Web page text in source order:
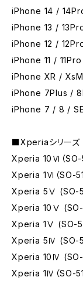
iPhone 14 /
iPhone 13 /
iPhone 12 /
iPhone 11 /
iPhone XR /
iPhone 7Plus /
iPhone 7 / 8 /
■Xperiaシリーズ
Xperia 10Ⅵ（SO-
Xperia 1Ⅵ（SO-
Xperia 5Ⅴ (SO-
Xperia 10Ⅴ (SO-
Xperia 1Ⅴ (SO-
Xperia 5Ⅳ (SO-
Xperia 10Ⅳ
Xperia 1Ⅳ（SO-